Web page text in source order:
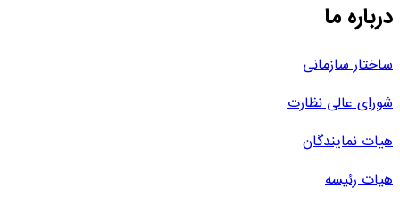
درباره ما
ساختار سازمانی
شورای عالی نظارت
هیات نمایندگان
هیات رئیسه